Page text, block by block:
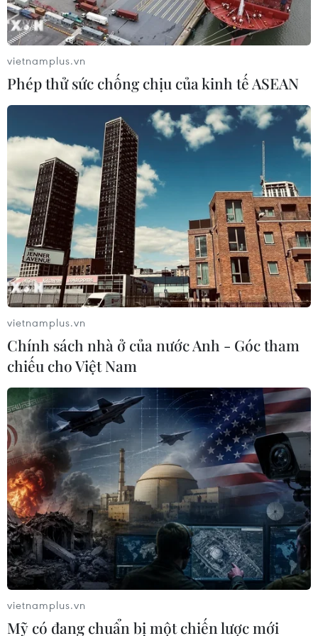
Hạ New Zealand, Nga khởi đầu suôn sẻ tại
Confed Cup 2017
18/06/2017 01:56
Đội tuyển Nga đã có sự khởi đầu thuận lợi tại
Confederations Cup 2017 khi có chiến thắng 2-0 trước
đội bóng bị đánh giá yếu nhất bảng A New Zealand.
Bồ Đào Nha đánh rơi chiến thắng trước
Mexico ở phút bù giờ
19/06/2017 00:34
Bồ Đào Nha đã không có sự khởi đầu như ý muốn khi
để cho Mexico cầm hòa 2-2 ở trận ra quân bảng A
Confederations Cup 2017.
vietnamplus.vn
Phép thử sức chống chịu của kinh tế ASEAN
vietnamplus.vn
Chính sách nhà ở của nước Anh - Góc tham
chiếu cho Việt Nam
vietnamplus.vn
Mỹ có đang chuẩn bị một chiến lược mới